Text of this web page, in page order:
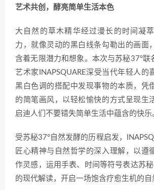
艺术共创，酵亮简单生活本色
大自然的草木精华经过漫长的时间凝
力，就像灵动的黑白线条勾勒出的画面
含着无限潜力和想象。本次与苏秘37°联
艺术家INAPSQUARE深受当代年轻人的
黑白色调的搭配中发现事物的本质，凭
的简笔画风，以轻松愉快的方式呈现生
启迪人们不要错失简单生活中蕴含的快乐
受苏秘37°自然发酵的历程启发，
匠心精神与自然哲学的深入理解，以遵
作灵感，运用手表、时间等符号表达苏
的现代解读，开启一场饱含疗愈生机的自